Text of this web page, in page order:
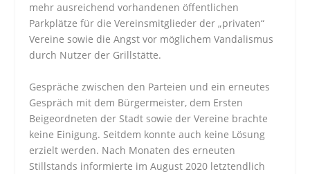
mehr ausreichend vorhandenen öffentlichen
Parkplätze für die Vereinsmitglieder der „privaten“
Vereine sowie die Angst vor möglichem Vandalismus
durch Nutzer der Grillstätte.
Gespräche zwischen den Parteien und ein erneutes
Gespräch mit dem Bürgermeister, dem Ersten
Beigeordneten der Stadt sowie der Vereine brachte
keine Einigung. Seitdem konnte auch keine Lösung
erzielt werden. Nach Monaten des erneuten
Stillstands informierte im August 2020 letztendlich